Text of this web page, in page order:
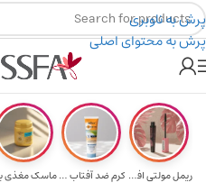
پرش به ناوبری
پرش به محتوای اصلی
هدیه برای خرید های بالای ۵ میلیون تومن
ریمل مولتی افکت... کرم ضد آفتاب حا...